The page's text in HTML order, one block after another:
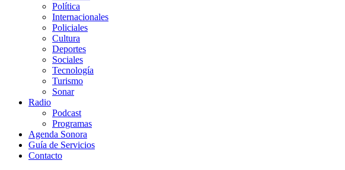
Política
Internacionales
Policiales
Cultura
Deportes
Sociales
Tecnología
Turismo
Sonar
Radio
Podcast
Programas
Agenda Sonora
Guía de Servicios
Contacto